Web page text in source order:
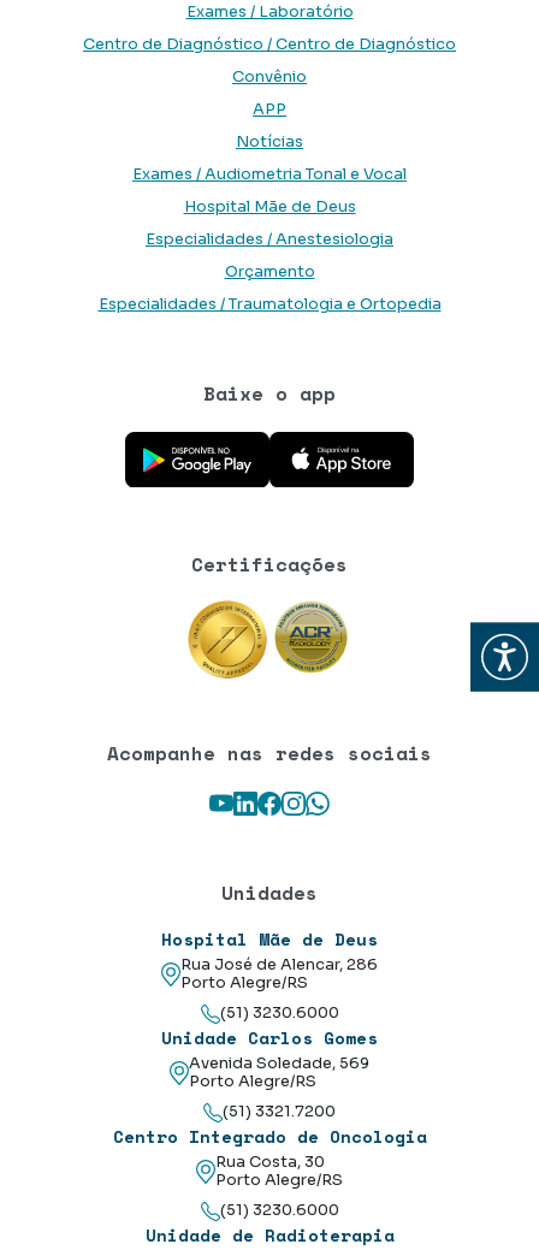
Abrir
Exames / Laboratório
Centro de Diagnóstico / Centro de Diagnóstico
Convênio
APP
Notícias
Exames / Audiometria Tonal e Vocal
Hospital Mãe de Deus
Especialidades / Anestesiologia
Orçamento
Especialidades / Traumatologia e Ortopedia
Baixe o app
Baixe o aplicativo na Google Play Store
Baixe o aplicativo na App Store
Certificações
Acompanhe nas redes sociais
Youtube
LinkedIn
Facebook
Instagram
WhatsApp
Unidades
Hospital Mãe de Deus
Rua José de Alencar, 286
Porto Alegre/RS
(51) 3230.6000
Unidade Carlos Gomes
Avenida Soledade, 569
Porto Alegre/RS
(51) 3321.7200
Centro Integrado de Oncologia
Rua Costa, 30
Porto Alegre/RS
(51) 3230.6000
Unidade de Radioterapia